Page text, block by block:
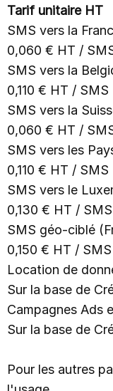
Tarif unitaire HT
SMS vers la
0,060 € HT /
SMS vers la
0,110 € HT / SMS
SMS vers la
0,060 € HT /
SMS vers les
0,110 € HT / SMS
SMS vers le
0,130 € HT / SMS
SMS géo-ciblé
0,150 € HT / SMS
Location de
Sur la base de
Campagnes Ads
Sur la base de
Pour les autres